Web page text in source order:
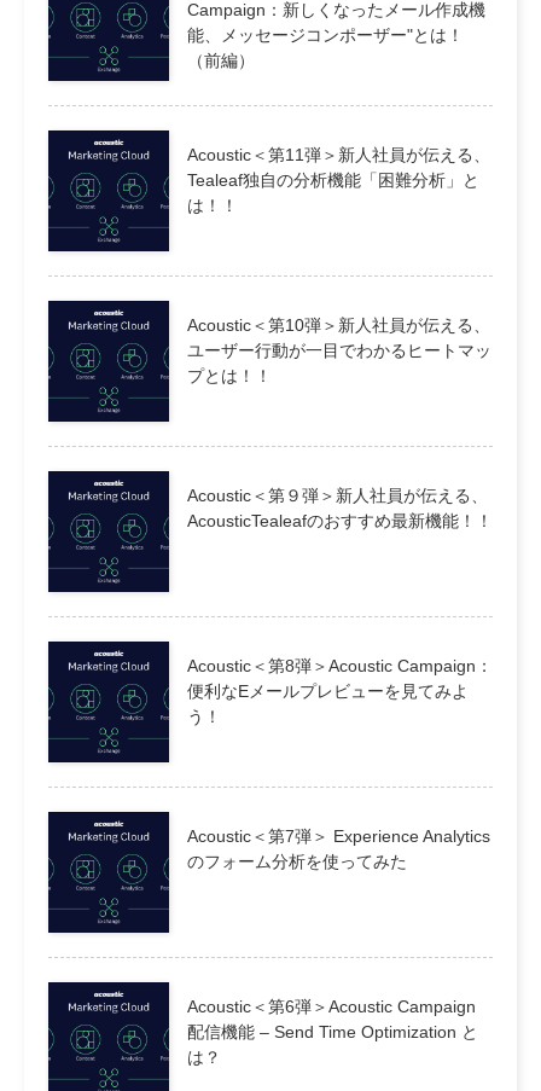
Campaign：新しくなったメール作成機
能、メッセージコンポーザー"とは！
（前編）
Acoustic＜第11弾＞新人社員が伝える、
Tealeaf独自の分析機能「困難分析」と
は！！
Acoustic＜第10弾＞新人社員が伝える、
ユーザー行動が一目でわかるヒートマッ
プとは！！
Acoustic＜第９弾＞新人社員が伝える、
AcousticTealeafのおすすめ最新機能！！
Acoustic＜第8弾＞Acoustic Campaign：
便利なEメールプレビューを見てみよ
う！
Acoustic＜第7弾＞ Experience Analytics
のフォーム分析を使ってみた
Acoustic＜第6弾＞Acoustic Campaign
配信機能 – Send Time Optimization と
は？